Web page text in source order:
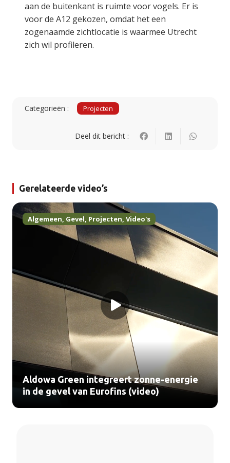
aan de buitenkant is ruimte voor vogels. Er is
voor de A12 gekozen, omdat het een
zogenaamde zichtlocatie is waarmee Utrecht
zich wil profileren.
Categorieën : Projecten
Deel dit bericht :
Gerelateerde video’s
Algemeen, Gevel, Projecten, Video's
Aldowa Green integreert zonne-energie
in de gevel van Eurofins (video)